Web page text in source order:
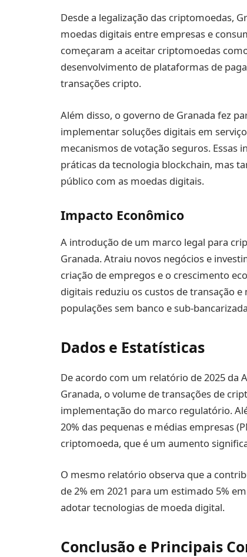
Desde a legalização das criptomoedas,
moedas digitais entre empresas e
começaram a aceitar criptomoedas
desenvolvimento de plataformas de
transações cripto.
Além disso, o governo de Granada fez
implementar soluções digitais em
mecanismos de votação seguros. Essas
práticas da tecnologia blockchain, mas
público com as moedas digitais.
Impacto Econômico
A introdução de um marco legal para
Granada. Atraiu novos negócios e
criação de empregos e o crescimento
digitais reduziu os custos de transação
populações sem banco e sub-
Dados e Estatísticas
De acordo com um relatório de 2025 da
Granada, o volume de transações de
implementação do marco regulatório.
20% das pequenas e médias empresas
criptomoeda, que é um aumento
O mesmo relatório observa que a
de 2% em 2021 para um estimado 5%
adotar tecnologias de moeda digital.
Conclusão e Principais